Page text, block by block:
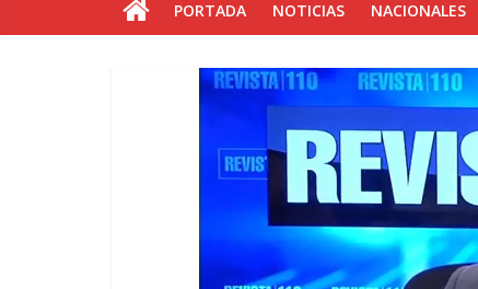
PORTADA NOTICIAS NACIONALES